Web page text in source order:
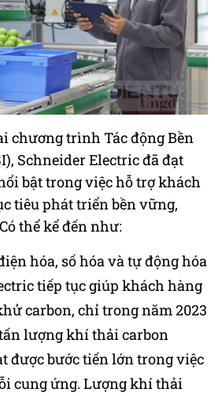
chương trình Tác động Bền
Schneider Electric đã đạt
bật trong việc hỗ trợ khách
tiêu phát triển bền vững,
thể kể đến như:
hóa, số hóa và tự động hóa
tiếp tục giúp khách hàng
carbon, chỉ trong năm 2023
lượng khí thải carbon
được bước tiến lớn trong việc
cung ứng. Lượng khí thải